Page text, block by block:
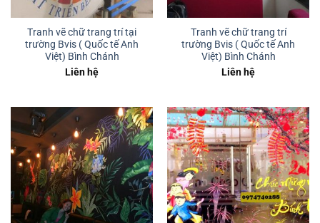
Tranh vẽ chữ trang trí tại
trường Bvis ( Quốc tế Anh
Việt) Bình Chánh
Liên hệ
Tranh vẽ chữ trang trí
trường Bvis ( Quốc tế Anh
Việt) Bình Chánh
Liên hệ